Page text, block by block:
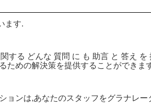
ます.
する どんな 質問 に も 助言 と 答え を
ための解決策を提供することができま
ンは,あなたのスタッフをグラナレー